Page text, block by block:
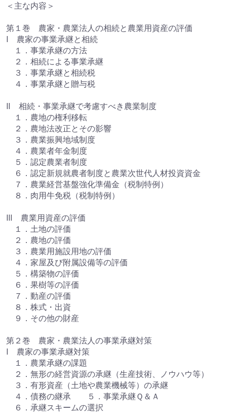
＜主な内容＞
第１巻 農家・農業法人の相続と農業用資産の評価
Ⅰ 農家の事業承継と相続
１．事業承継の方法
２．相続による事業承継
３．事業承継と相続税
４．事業承継と贈与税
Ⅱ 相続・事業承継で考慮すべき農業制度
１．農地の権利移転
２．農地法改正とその影響
３．農業振興地域制度
４．農業者年金制度
５．認定農業者制度
６．認定新規就農者制度と農業次世代人材投資資金
７．農業経営基盤強化準備金（税制特例）
８．肉用牛免税（税制特例）
Ⅲ 農業用資産の評価
１．土地の評価
２．農地の評価
３．農業用施設用地の評価
４．家屋及び附属設備等の評価
５．構築物の評価
６．果樹等の評価
７．動産の評価
８．株式・出資
９．その他の財産
第２巻 農家・農業法人の事業承継対策
Ⅰ 農家の事業承継対策
１．農業承継の課題
２．無形の経営資源の承継（生産技術、ノウハウ等）
３．有形資産（土地や農業機械等）の承継
４．債務の継承 ５．事業承継Ｑ＆Ａ
６．承継スキームの選択